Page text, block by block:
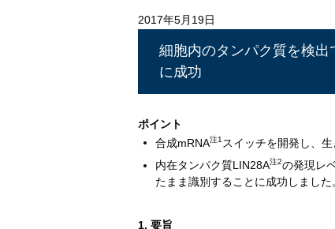
2017年5月19日
細胞内のタンパク質を検
に成功
ポイント
合成mRNA注1 スイッチを開発し、
内在タンパク質LIN28A注2の発現レ
たまま識別することに成功しました
1. 要旨